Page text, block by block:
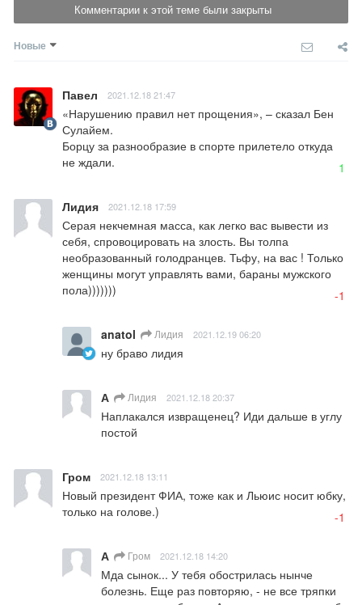
Комментарии к этой теме были закрыты
Новые
Павел 2021.12.18 21:47
«Нарушению правил нет прощения», – сказал Бен
Сулайем.
Борцу за разнообразие в спорте прилетело откуда
не ждали.
1
Лидия 2021.12.18 17:59
Серая некчемная масса, как легко вас вывести из
себя, спровоцировать на злость. Вы толпа
необразованный голодранцев. Тьфу, на вас ! Только
женщины могут управлять вами, бараны мужского
пола)))))))
-1
anatol Лидия 2021.12.19 06:20
ну браво лидия
А Лидия 2021.12.18 20:37
Наплакался извращенец? Иди дальше в углу
постой
Гром 2021.12.18 13:11
Новый президент ФИА, тоже как и Льюис носит юбку,
только на голове.)
-1
А Гром 2021.12.18 14:20
Мда сынок... У тебя обострилась нынче
болезнь. Еще раз повторяю, - не все тряпки